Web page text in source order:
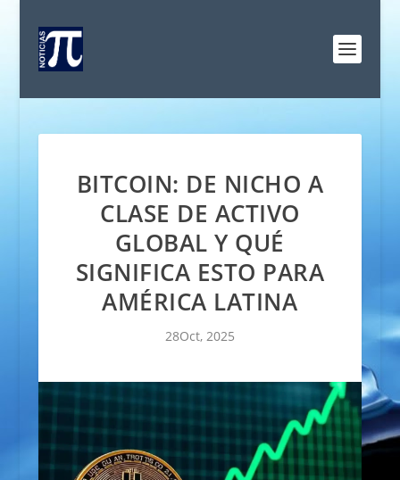
BITCOIN: DE NICHO A
CLASE DE ACTIVO
GLOBAL Y QUÉ
SIGNIFICA ESTO PARA
AMÉRICA LATINA
28Oct, 2025